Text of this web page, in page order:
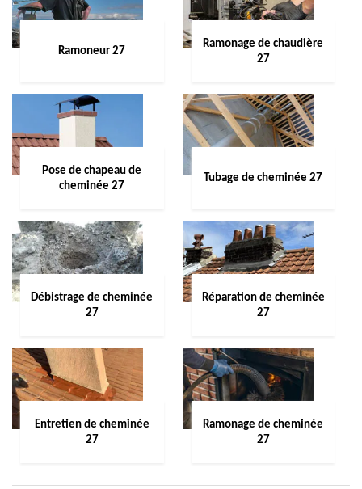
Ramoneur 27
Ramonage de chaudière
27
Pose de chapeau de
cheminée 27
Tubage de cheminée 27
Débistrage de cheminée
27
Réparation de cheminée
27
Entretien de cheminée
27
Ramonage de cheminée
27